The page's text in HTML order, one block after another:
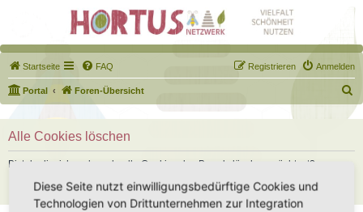
Startseite FAQ Anmelden
Registrieren
Portal Foren-Übersicht
u
Alle Cookies löschen
Bist du dir sicher, dass du alle Cookies des Boards löschen möchtest?
Diese Seite nutzt einwilligungsbedürftige Cookies und
Technologien von Drittunternehmen zur Integration